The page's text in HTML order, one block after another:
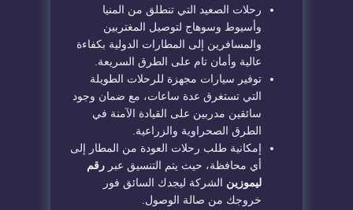
​رحلات الصعيد التي تنطلق من المنيا
وأسيوط وسوهاج لتوصيل المغتربين
والمسافرين إلى المطارات الدولية بكفاءة
عالية وأمان تام على الطرق السريعة.
​توفير سيارات مجهزة للرحلات الطويلة
التي تستغرق عدة ساعات، مع ضمان وجود
سائقين مدربين على القيادة الآمنة في
الطرق الصحراوية والزراعية.
​إمكانية طلب رحلات العودة من المطار إلى
أي محافظة، حيث يتم التنسيق عبر رقم
ليموزين الشركة ليجدك السائق فور
خروجك من صالة الوصول.